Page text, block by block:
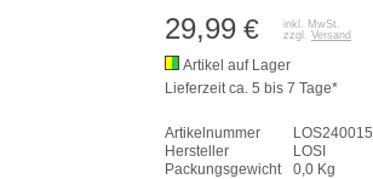
29,99 €
inkl. MwSt.
zzgl. Versand
Artikel auf Lager
Lieferzeit ca. 5 bis 7 Tage*
Artikelnummer
LOS240015
Hersteller
LOSI
Packungsgewicht
0,0 Kg